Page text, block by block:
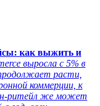
как выжить и
выросла с 5% в
расти,
коммерции, к
ритейл же может